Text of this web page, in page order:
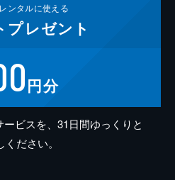
レンタルに使える
プレゼント
円分
ビスを、31日間ゆっくりと
ください。